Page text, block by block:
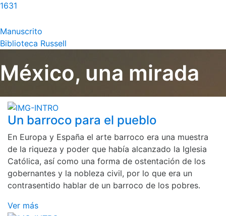
1631
Manuscrito
Biblioteca Russell
México, una mirada
Un barroco para el pueblo
En Europa y España el arte barroco era una muestra
de la riqueza y poder que había alcanzado la Iglesia
Católica, así como una forma de ostentación de los
gobernantes y la nobleza civil, por lo que era un
contrasentido hablar de un barroco de los pobres.
Ver más